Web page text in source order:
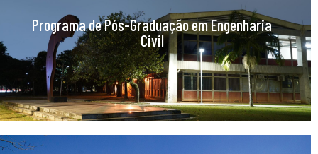
Programa de Pós-Graduação em Engenharia
Civil